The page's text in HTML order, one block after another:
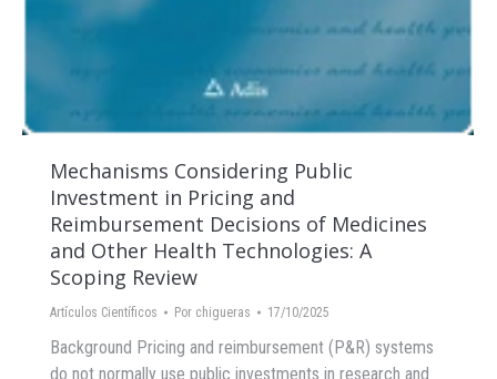
Mechanisms Considering Public
Investment in Pricing and
Reimbursement Decisions of Medicines
and Other Health Technologies: A
Scoping Review
Artículos Científicos Por chigueras 17/10/2025
Background Pricing and reimbursement (P&R) systems
do not normally use public investments in research and